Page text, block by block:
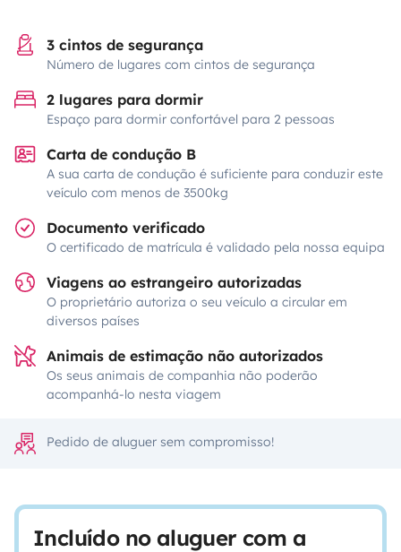
3 cintos de segurança
Número de lugares com cintos de segurança
2 lugares para dormir
Espaço para dormir confortável para 2 pessoas
Carta de condução B
A sua carta de condução é suficiente para conduzir este
veículo com menos de 3500kg
Documento verificado
O certificado de matrícula é validado pela nossa equipa
Viagens ao estrangeiro autorizadas
O proprietário autoriza o seu veículo a circular em
diversos países
Animais de estimação não autorizados
Os seus animais de companhia não poderão
acompanhá-lo nesta viagem
Pedido de aluguer sem compromisso!
Incluído no aluguer com a